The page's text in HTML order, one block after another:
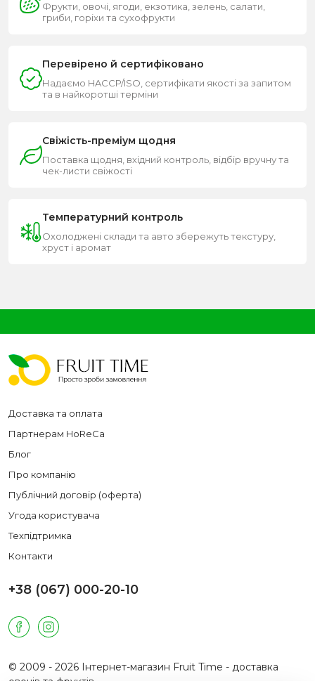
Фрукти, овочі, ягоди, екзотика, зелень, салати,
гриби, горіхи та сухофрукти
Перевірено й сертифіковано
Надаємо HACCP/ISO, сертифікати якості за запитом
та в найкоротші терміни
Свіжість-преміум щодня
Поставка щодня, вхідний контроль, відбір вручну та
чек-листи свіжості
Температурний контроль
Охолоджені склади та авто збережуть текстуру,
хруст і аромат
Доставка та оплата
Партнерам HoReCa
Блог
Про компанію
Публічний договір (оферта)
Угода користувача
Техпідтримка
Контакти
+38 (067) 000-20-10
© 2009 - 2026 Інтернет-магазин Fruit Time - доставка